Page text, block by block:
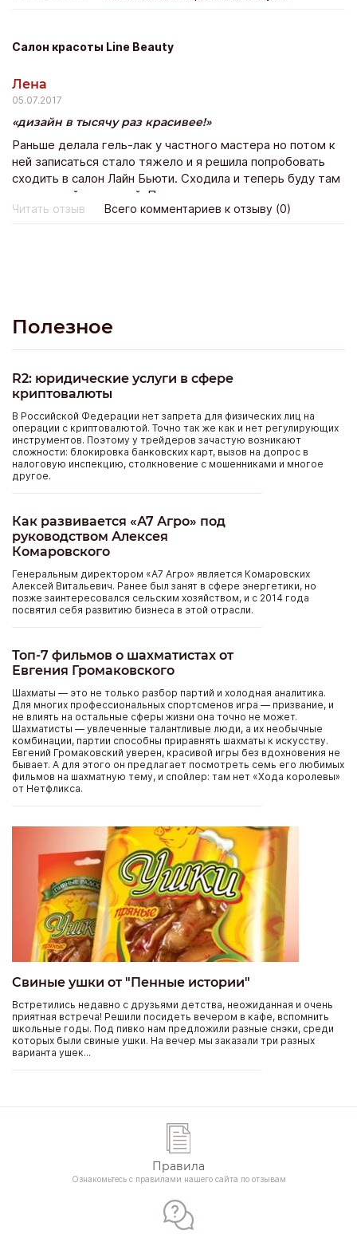
Салон красоты Line Beauty
Лена
05.07.2017
дизайн в тысячу раз красивее!
Раньше делала гель-лак у частного мастера но потом к
ней записаться стало тяжело и я решила попробовать
сходить в салон Лайн Бьюти. Сходила и теперь буду там
постоянной клиенткой. По стоимости не намного
дороже зато дизайн в тысячу раз красивее!
Читать отзыв Всего комментариев к отзыву (0)
Полезное
R2: юридические услуги в сфере
криптовалюты
В Российской Федерации нет запрета для физических лиц на
операции с криптовалютой. Точно так же как и нет регулирующих
инструментов. Поэтому у трейдеров зачастую возникают
сложности: блокировка банковских карт, вызов на допрос в
налоговую инспекцию, столкновение с мошенниками и многое
другое.
Как развивается «А7 Агро» под
руководством Алексея
Комаровского
Генеральным директором «А7 Агро» является Комаровских
Алексей Витальевич. Ранее был занят в сфере энергетики, но
позже заинтересовался сельским хозяйством, и с 2014 года
посвятил себя развитию бизнеса в этой отрасли.
Топ-7 фильмов о шахматистах от
Евгения Громаковского
Шахматы — это не только разбор партий и холодная аналитика.
Для многих профессиональных спортсменов игра — призвание, и
не влиять на остальные сферы жизни она точно не может.
Шахматисты — увлеченные талантливые люди, а их необычные
комбинации, партии способны приравнять шахматы к искусству.
Евгений Громаковский уверен, красивой игры без вдохновения не
бывает. А для этого он предлагает посмотреть семь его любимых
фильмов на шахматную тему, и спойлер: там нет «Хода королевы»
от Нетфликса.
Свиные ушки от "Пенные истории"
Встретились недавно с друзьями детства, неожиданная и очень
приятная встреча! Решили посидеть вечером в кафе, вспомнить
школьные годы. Под пивко нам предложили разные снэки, среди
которых были свиные ушки. На вечер мы заказали три разных
варианта ушек...
Правила
Ознакомьтесь с правилами нашего сайта по отзывам